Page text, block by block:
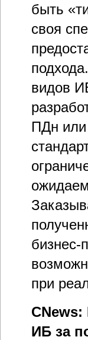
быть
своя
видов
ПДн или
бизнес-
при
ИБ за